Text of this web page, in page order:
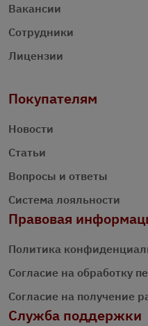
Вакансии
Сотрудники
Лицензии
Покупателям
Новости
Статьи
Вопросы и ответы
Система лояльности
Правовая
Политика
Согласие на обработку
Согласие на получение
Служба поддержки